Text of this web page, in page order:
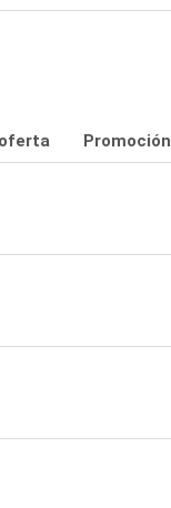
Promoción